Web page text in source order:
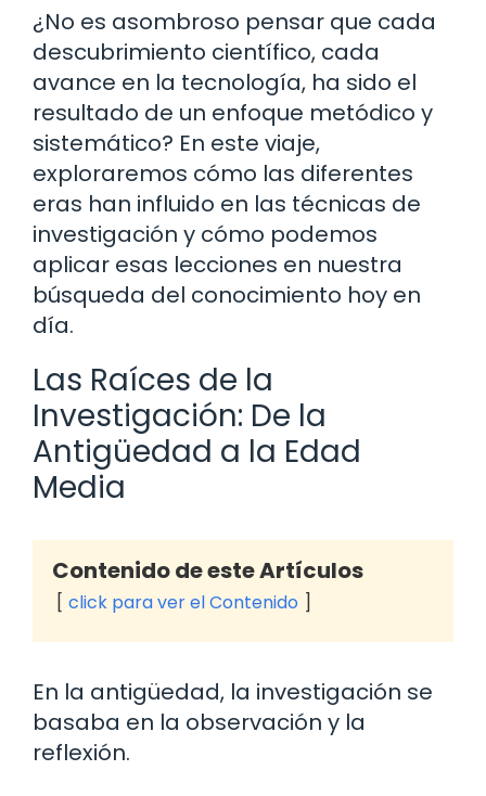
¿No es asombroso pensar que cada
descubrimiento científico, cada
avance en la tecnología, ha sido el
resultado de un enfoque metódico y
sistemático? En este viaje,
exploraremos cómo las diferentes
eras han influido en las técnicas de
investigación y cómo podemos
aplicar esas lecciones en nuestra
búsqueda del conocimiento hoy en
día.
Las Raíces de la
Investigación: De la
Antigüedad a la Edad
Media
Contenido de este Artículos
click para ver el Contenido
En la antigüedad, la investigación se
basaba en la observación y la
reflexión.